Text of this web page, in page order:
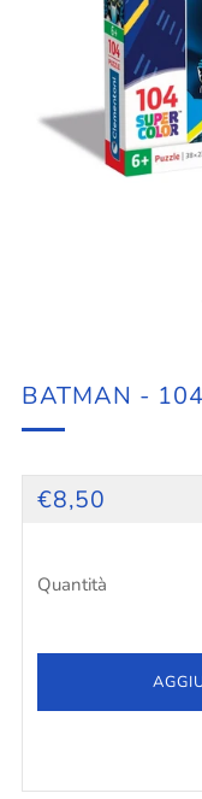
BATMAN -
PREZZO
€8,50
Quantità